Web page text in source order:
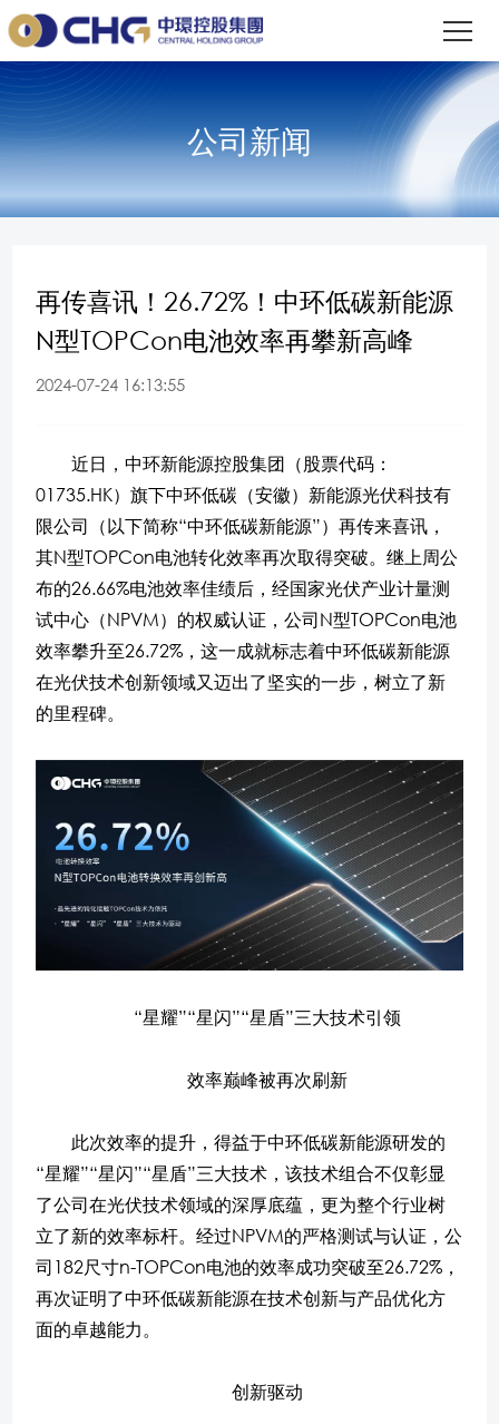
公司新闻
再传喜讯！26.72%！中环低碳新能源
N型TOPCon电池效率再攀新高峰
2024-07-24 16:13:55
近日，中环新能源控股集团（股票代码：
01735.HK）旗下中环低碳（安徽）新能源光伏科技有
限公司（以下简称“中环低碳新能源”）再传来喜讯，
其N型TOPCon电池转化效率再次取得突破。继上周公
布的26.66%电池效率佳绩后，经国家光伏产业计量测
试中心（NPVM）的权威认证，公司N型TOPCon电池
效率攀升至26.72%，这一成就标志着中环低碳新能源
在光伏技术创新领域又迈出了坚实的一步，树立了新
的里程碑。
“星耀”“星闪”“星盾”三大技术引领
效率巅峰被再次刷新
此次效率的提升，得益于中环低碳新能源研发的
“星耀”“星闪”“星盾”三大技术，该技术组合不仅彰显
了公司在光伏技术领域的深厚底蕴，更为整个行业树
立了新的效率标杆。经过NPVM的严格测试与认证，公
司182尺寸n-TOPCon电池的效率成功突破至26.72%，
再次证明了中环低碳新能源在技术创新与产品优化方
面的卓越能力。
创新驱动